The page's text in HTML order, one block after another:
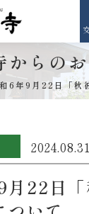
からの
6年9月22日「秋
2024.08.31
月22日